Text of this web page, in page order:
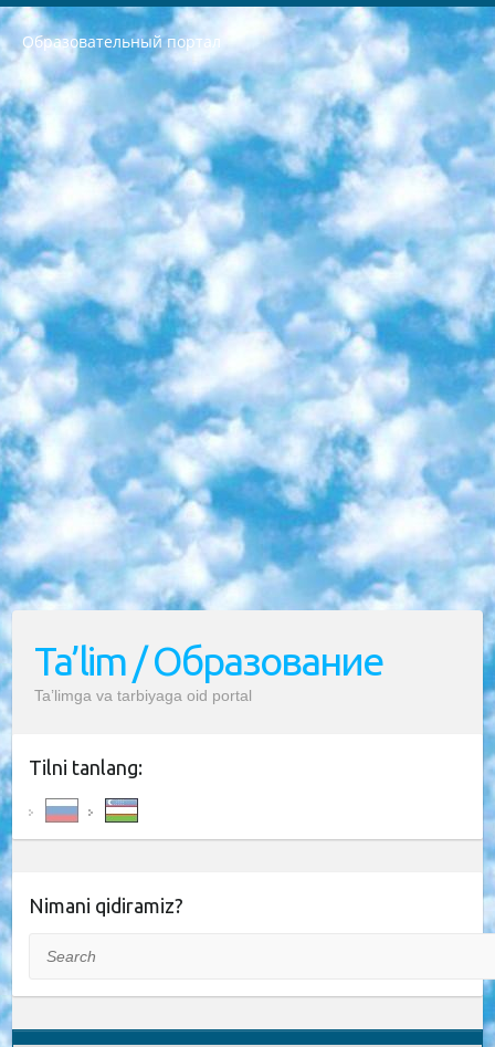
Образовательный портал
РЕСПУБЛИКА УЗБЕКИСТАН МИНИСТРЕРСТВО ДОШКОЛЬНОГО И ШКОЛЬНОГО ОБРАЗОВАНИЯ КОМАНДА в общеобразовательных учреждениях в 2023-2024 учебном году организация и проведение итоговой государственной аттестации обучающихся о Министра дошкольного и школьного образования Республики Узбекистан от 4 марта 2008 года (постановлением Минюста от 20 марта 2008 года № 1778 государственной регистрации) «Итоговое состояние учащихся общего среднего образования на основании положения об утверждении положения об аттестации общего среднего образования выпускной экзамен студентов в образовательных учреждениях в 2023-2024 учебном году В целях организации и прохождения аттестации приказываю: 1. Следующее: перечень предметов, по которым будет проводиться итоговая государственная аттестация и экзамен формы перевода согласно приложению 1; сертификаты международного образца, оценивающие уровень владения иностранными языками перечень согласно приложению 2; 2. Педагогический при специализированных образовательных учреждениях. научно-практический центр квалификации и международной оценки (Д.Давидова) 2024 г. До 25 марта: задания по предметам, по которым будет проводиться итоговая аттестация разработка и утверждение технических условий; итоговая аттестация на основании разработанного предметного задания разработка вопросов по предметам (устно и письменно), экзамен передача; общеобразовательные средние школы и специальные учебные заведения учащиеся выпускных классов школ и интернатов в агентской системе подготовка базы данных экзаменационных материалов и критериев оценки; перевод базы экзаменационных материалов на все языки обучения подать в Республиканский образовательный центр для изготовления; варианты экзаменов на основе разработанных контрольных материалов пусть будут поставлены задачи формирования. 3. Республиканский образовательный центр (Ш.Худайкулов) до 5 апреля 2024 года. до: база данных предоставленных экзаменационных материалов на все языки обучения перевод и экспертиза; для слепых, слабовидящих, глухих, слабослышащих и умственно отсталых детей учащиеся выпускных классов специализированных школ и школ-интернатов база данных экзаменационных материалов на всех преподаваемых языках подготовка критериев оценки; специализированные школы для умственно отсталых детей и технологии для учащихся выпускных классов школ-интернатов разработка соответствующих рекомендаций и критериев проведения ЕГЭ по естествознанию давать задания. 4. Педагогический при специализированных образовательных учреждениях. Научно-практический центр навыков и международной оценки (Д.Давидова), Республика образовательный центр (Худайкулов Ш.) итоговый государственный аттестационный экзамен ориентирован на творческое и логическое мышление при подготовке базы материалов учитывать введение заданий. 5. Следует отметить, что: сертификат государственного образца о знании общеобразовательного предмета и как минимум национальный уровень B1 по предметам на иностранных языках, указанным в Приложении 2. или международно признанный сертификат эквивалентного уровня студенты, изучающие определенный предмет, освобождаются от экзамена; по соответствующим предметам запланирована итоговая государственная аттестация за день до дня, путем жеребьевки Рабочей группой (в письменной форме по предметам, проводимым в форме) из числа сформированных вариантов выбрано 2 варианта; 2 выбранных варианта экзамена анонсированы на официальном сайте министерства и все выпускники по всей стране на основе этих вариантов проводит итоговую государственную аттестацию. 6. Государственное образование учащихся средних общеобразовательных учреждений. знания в соответствии с квалификационными требованиями, которые необходимо приобрести на основании стандартов итоговый (выпускной) контроль для 9 и 11 классов в целях тестирования Экзамены (далее – экзамены) состоят из предметов, перечисленных в приложении 1. будет сделано. 7. Экзамены пройдут с 26 мая по 15 июня 2024 г. (кроме науки физического воспитания). 8. Физическая для учащихся 9 классов общесредних образовательных учреждений. Экзамены по предмету «Образование, квалификация медицина» 1-6 мая 2024 года. сотрудники перевести под присмотр (с отклонениями в физическом или умственном развитии) специализированная школа для детей, школы-интернаты и со сколиозом школы-интернаты санаторного типа для больных детей исключены). 9. Он был слепым, слабовидящим и имел нарушения опорно-двигательного аппарата. экзамены в специализированных школах и интернатах для детей должны проводиться исходя из требований, предъявляемых к общеобразовательным учреждениям (физкультура кроме науки). 10. Специализированная школа для глухих и слабослышащих детей. и экзамены в интернатах и быть реализован в виде письменного теста по математике. 11. Специальность для умственно отсталых детей. Для 9 класса Родной язык и литературное письмо Государственный язык (язык обучения – узбекский). для неклассов) написано Математическое письмо Письменная/устная история Узбекистана Физическое воспитание практично Итоговый контроль Для 11 класса Написание родного языка и литературы (эссе) Математическое письмо Узбекский язык (обучение на узбекском языке) не посещающее общее среднее образование для учреждений)/Образовательное учреждение выбор письменный и устный Иностранный язык письменный/устный Письменная/устная история Узбекистана *По выбору студента:  Химия  Физика  Основы государственного права  География 10 бесплатных образовательных ресурсов - Мы составили подборку онлайн-проектов с интерактивными упражнениями, видеолекциями и статьями. Они помогут вам обрести новые и освежить старые знания бесплатно. 1. «ИНТУИТ» Старейшая образовательная площадка Рунета. Здесь вы найдёте сотни текстовых и видеокурсов на десятки различных тем — от программирования до психологии. Многие курсы подготовлены российскими университетами и крупными международными компаниями вроде Intel и Microsoft. Самостоятельное обучение бесплатное, но желающие могут оплатить услуги персональных наставников. 2. «Смартия» знакомит с актуальными профессиями и подсказывает, как им обучаться. Выбрав заинтересовавшую вас специальность — SMM-специалист, фотограф, веб-дизайнер или другую, — увидите список необходимых для неё умений. Чтобы вы могли освоить их самостоятельно, для каждого умения площадка отображает подборку ссылок на учебные материалы. Хотя «Смартия» ориентируется на русскоязычную аудиторию, часть контента всё же доступна только на английском. 3. «Лекторий Физтеха» Проект Московского физико-технического института (Физтеха). С его помощью вы можете смотреть онлайн серии лекций, записанные на видео в этом вузе. В числе доступных предметов — физика, биология, химия, информационные технологии и другие. К некоторым лекциям администрация ресурса прилагает готовые конспекты, которые можно скачивать в PDF-формате. 4. ITMOcourses Онлайн-площадка Санкт-Петербургского национального исследовательского университета информационных технологий, механики и оптики (ИТМО). Ресурс предоставляет свободный доступ к курсам, разработанным в этом вузе. Каталог материалов разбит на четыре категории: «Оптические системы и технологии», «Приборостроение и робототехника», «Информационные технологии» и «Биотехнологии». Курсы состоят из видеолекций, интерактивных демонстраций и заданий. 5. «КиберЛенинка» Электронная научная библиотека открытого доступа. Каталог площадки регулярно обрастает текстами статей из различных научных изданий. Сгруппированные по журналам и рубрикам публикации можно читать онлайн или скачивать целиком в PDF-формате. Проект нацелен на популяризацию науки за счёт открытого доступа к качественной информации. 6. «ПостНаука» На этом ресурсе публикуют подборки видеолекций, составленные экспертами из разных отраслей и объединённые общими темами. Среди них, к примеру, есть серии «Биоинформатика и геномика», «Культура средневековой Скандинавии» и Cinema Studies о теории кино. Каждая подборка лекций — логически связанная история, рассказанная экспертом от первого лица. Кроме того, на сайте появляются научно-образовательные статьи и тесты на разные темы. 7. «Newочём» Команда проекта «Newочём» отбирает самые интересные тексты из англоязычных СМИ и переводит те из них, за которые голосуют участники сообщества «ВКонтакте». По большей части это научно-популярные статьи. Редакторы придумывают лишь заголовки, в остальном содержание переводов соответствует оригиналам. Полные тексты можно читать прямо в социальной сети. 8. InternetUrok Онлайн-база материалов по основным дисциплинам школьной программы. Информация на сайте структурирована по классам, предметам и темам (урокам). Каждый урок состоит из видеолекций и конспектов. Есть также интерактивные тренажёры и тесты для закрепления пройденного материала. Даже если вы давно окончили школу, возможность повторить программу старших классов всегда может пригодиться. 9. Edutainme Ещё один ресурс об образовании. В отличие от Newtonew, как мне кажется, Edutainme больше ориентируется на представителей индустрии: педагогов, предпринимателей, разработчиков образовательных проектов. Но и любой, кто просто стремится к саморазвитию, найдёт на сайте много полезного и интересного для себя. Например, информацию о новых курсах и образовательных сервисах. 10. Newtonew Онлайн-медиа об образовании и обучении в широком смысле. Авторы Newtonew пишут об инструментах, заведениях, тактиках и стратегиях, которые помогают учить других и получать новые знания самостоятельно. На этой площадке вы найдёте новости, обзоры, аналитические мат
Ta’lim / Образование
Ta’limga va tarbiyaga oid portal
Tilni tanlang:
Nimani qidiramiz?